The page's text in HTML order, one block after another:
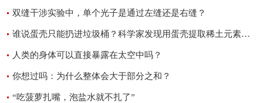
双缝干涉实验中，单个光子是通过左缝还是右缝？
谁说蛋壳只能扔进垃圾桶？科学家发现用蛋壳提取稀土元素的新途径！
人类的身体可以直接暴露在太空中吗？
你想过吗：为什么整体会大于部分之和？
“吃菠萝扎嘴，泡盐水就不扎了”